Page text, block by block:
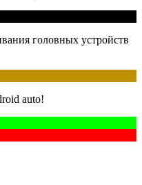
головных устройств
auto!